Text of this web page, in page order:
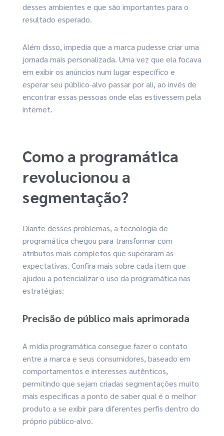
desses ambientes e que são importantes para o
resultado esperado.
Além disso, impedia que a marca pudesse criar uma
jornada mais personalizada. Uma vez que ela focava
em exibir os anúncios num lugar específico e
esperar seu público-alvo passar por ali, ao invés de
encontrar essas pessoas onde elas estivessem pela
internet.
Como a programática
revolucionou a
segmentação?
Diante desses problemas, a tecnologia de
programática chegou para transformar com
atributos mais completos que superaram as
expectativas. Confira mais sobre cada item que
ajudou a potencializar o uso da programática nas
estratégias:
Precisão de público mais aprimorada
A mídia programática consegue fazer o contato
entre a marca e seus consumidores, baseado em
comportamentos e interesses autênticos,
permitindo que sejam criadas segmentações muito
mais específicas a ponto de saber qual é o melhor
produto a se exibir para diferentes perfis dentro do
próprio público-alvo.